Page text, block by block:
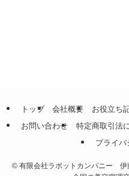
トップ 会社概要 お役立ち
お問い合わせ
特定商取引法
プライバ
© 有限会社ラポットカンパニー 伊